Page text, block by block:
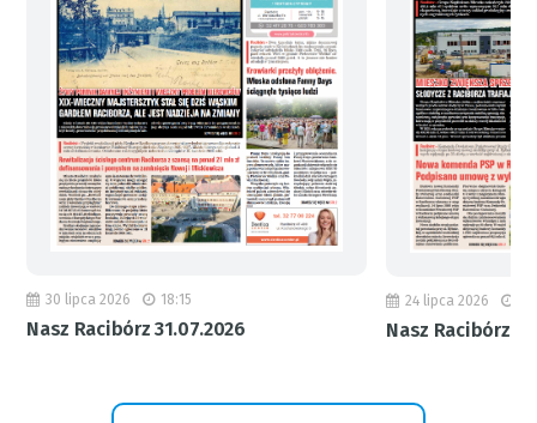
30 lipca 2026 18:15
Nasz Racibórz 31.07.2026
24 lipca 2026
Nasz Racibórz